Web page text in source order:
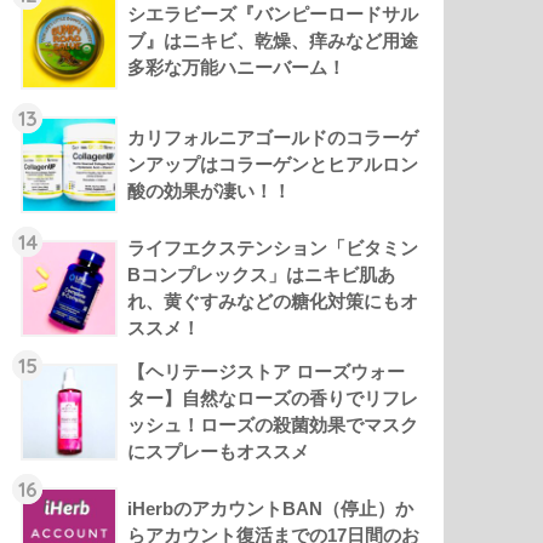
シエラビーズ『バンピーロードサル
ブ』はニキビ、乾燥、痒みなど用途
多彩な万能ハニーバーム！
13
カリフォルニアゴールドのコラーゲ
ンアップはコラーゲンとヒアルロン
酸の効果が凄い！！
14
ライフエクステンション「ビタミン
Bコンプレックス」はニキビ肌あ
れ、黄ぐすみなどの糖化対策にもオ
ススメ！
15
【ヘリテージストア ローズウォー
ター】自然なローズの香りでリフレ
ッシュ！ローズの殺菌効果でマスク
にスプレーもオススメ
16
iHerbのアカウントBAN（停止）か
らアカウント復活までの17日間のお